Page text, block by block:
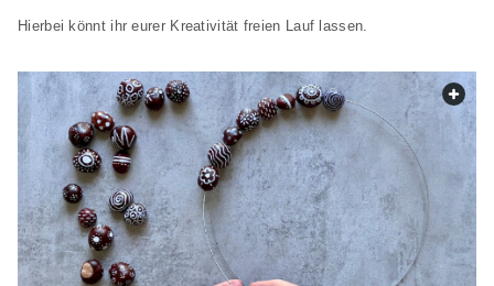
Hierbei könnt ihr eurer Kreativität freien Lauf lassen.